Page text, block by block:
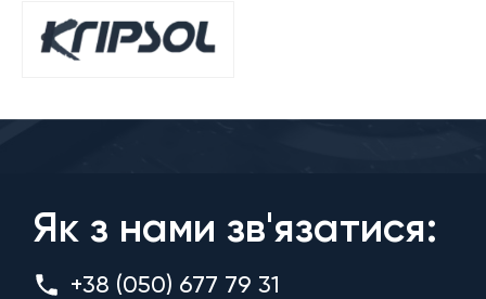
Як з нами зв'язатися:
+38 (050) 677 79 31